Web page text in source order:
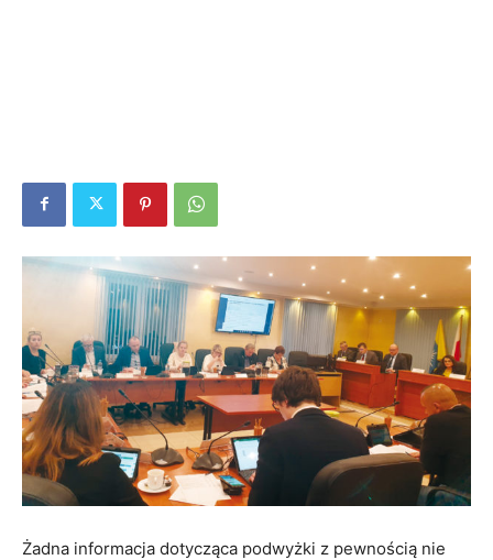
Żadna informacja dotycząca podwyżki z pewnością nie